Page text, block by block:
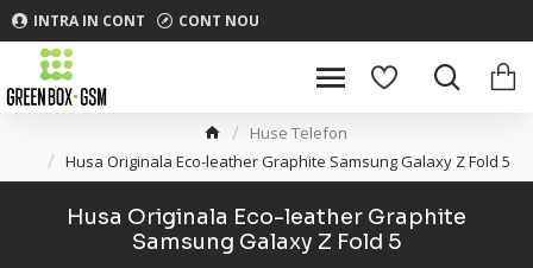
INTRA IN CONT CONT NOU
Huse Telefon
Husa Originala Eco-leather Graphite Samsung Galaxy Z Fold 5
Husa Originala Eco-leather Graphite
Samsung Galaxy Z Fold 5